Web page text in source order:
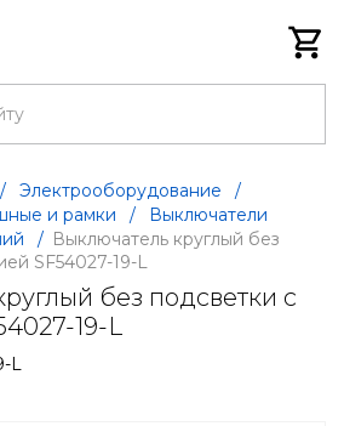
/ Электрооборудование
/
и рамки
/
Выключатели
/ Выключатель круглый без
SF54027-19-L
без подсветки с
19-L
L